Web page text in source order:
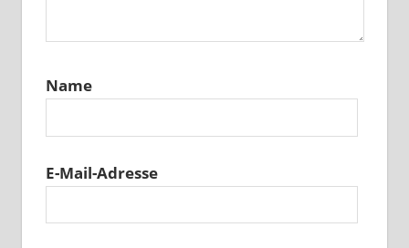
Name
E-Mail-Adresse